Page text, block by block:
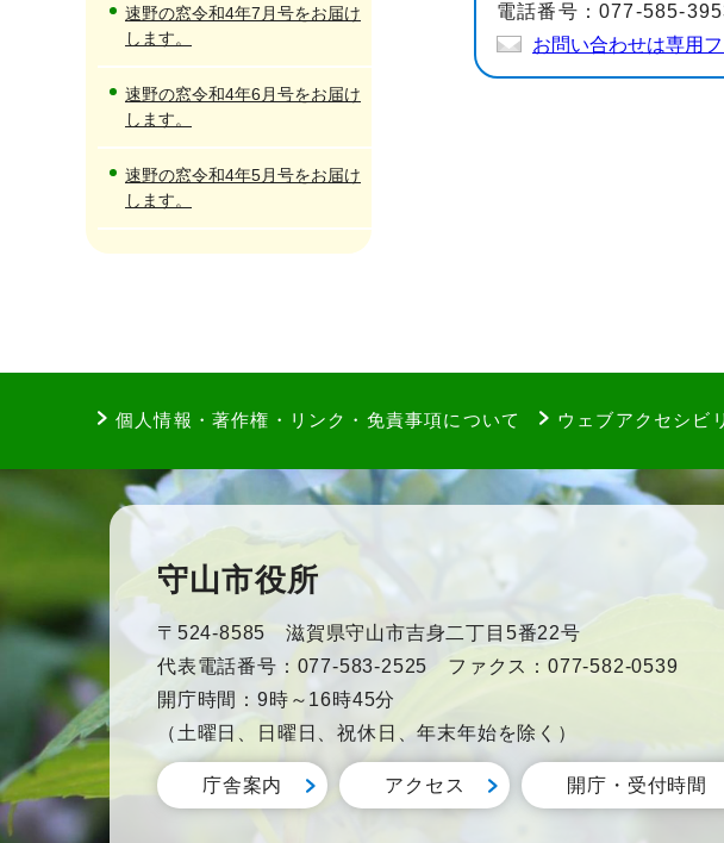
電話番号：077-585-
お問い合わせは専用
速野の窓令和4年7月号をお届け
します。
速野の窓令和4年6月号をお届け
します。
速野の窓令和4年5月号をお届け
します。
個人情報・著作権・リンク・免責事項について ウェブアクセシビ
守山市役所
〒524-8585 滋賀県守山市吉身二丁目5番22号
代表電話番号：077-583-2525 ファクス：077-582-0539
開庁時間：9時～16時45分
（土曜日、日曜日、祝休日、年末年始を除く）
庁舎案内 アクセス 開庁・受付時間